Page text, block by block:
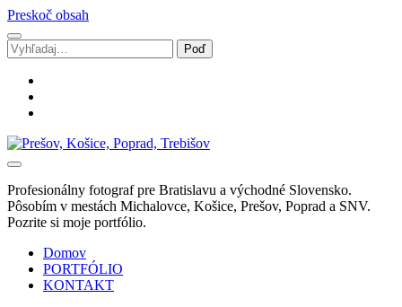
Preskoč obsah
Vyhľadávanie
Svadobný
fotograf
Zalibera
|
Spišská
Profesionálny fotograf pre Bratislavu a východné Slovensko.
Pôsobím v mestách Michalovce, Košice, Prešov, Poprad a SNV.
Pozrite si moje portfólio.
Domov
PORTFÓLIO
KONTAKT